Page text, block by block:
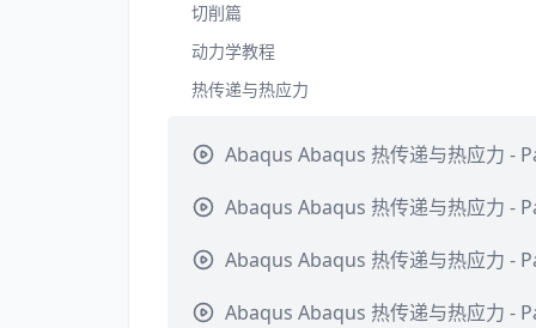
切削篇
动力学教程
热传递与热应力
Abaqus Abaqus 热传递与热应力 -
Abaqus Abaqus 热传递与热应力 -
Abaqus Abaqus 热传递与热应力 -
Abaqus Abaqus 热传递与热应力 -